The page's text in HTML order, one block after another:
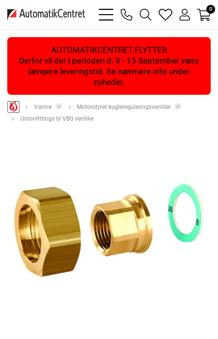
bars
light
phone
magnifying
glass
heart
light
user
light
0
AUTOMATIKCENTRET FLYTTER
Derfor vil der i perioden d. 9 - 15 September være
længere leveringstid. Se nærmere info under
nyheder.
Varme
Motorstyret kuglereguleringsventiler
Unionfittings til VBG ventiler